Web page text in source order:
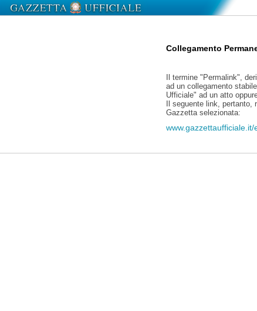
Collegamento
Il termine "Permalink",
ad un collegamento
Ufficiale" ad un atto
Il seguente link,
Gazzetta selezionata: